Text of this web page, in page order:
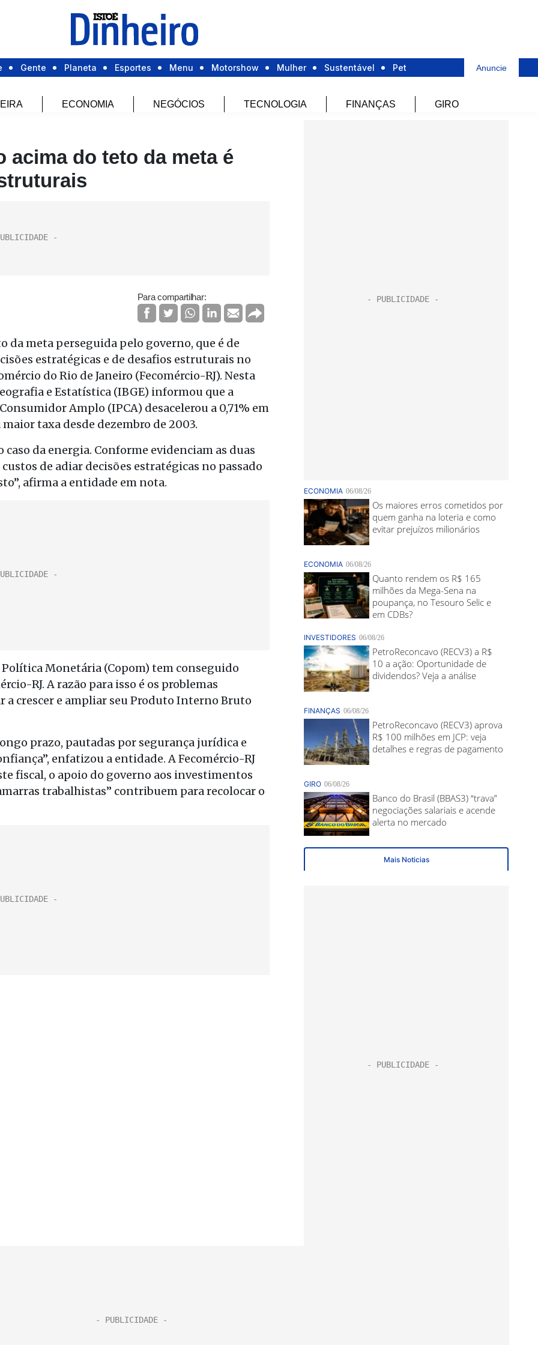
Gente Planeta Esportes Menu Motorshow Mulher Sustentável Pet Anuncie
ECONOMIA NEGÓCIOS TECNOLOGIA FINANÇAS GIRO
acima do teto da meta é
Para compartilhar:
meta perseguida pelo governo, que é de
estratégicas e de desafios estruturais no
do Rio de Janeiro (Fecomércio-RJ). Nesta
e Estatística (IBGE) informou que a
Amplo (IPCA) desacelerou a 0,71% em
maior taxa desde dezembro de 2003.
da energia. Conforme evidenciam as duas
de adiar decisões estratégicas no passado
afirma a entidade em nota.
Monetária (Copom) tem conseguido
RJ. A razão para isso é os problemas
crescer e ampliar seu Produto Interno Bruto
prazo, pautadas por segurança jurídica e
enfatizou a entidade. A Fecomércio-RJ
fiscal, o apoio do governo aos investimentos
trabalhistas” contribuem para recolocar o